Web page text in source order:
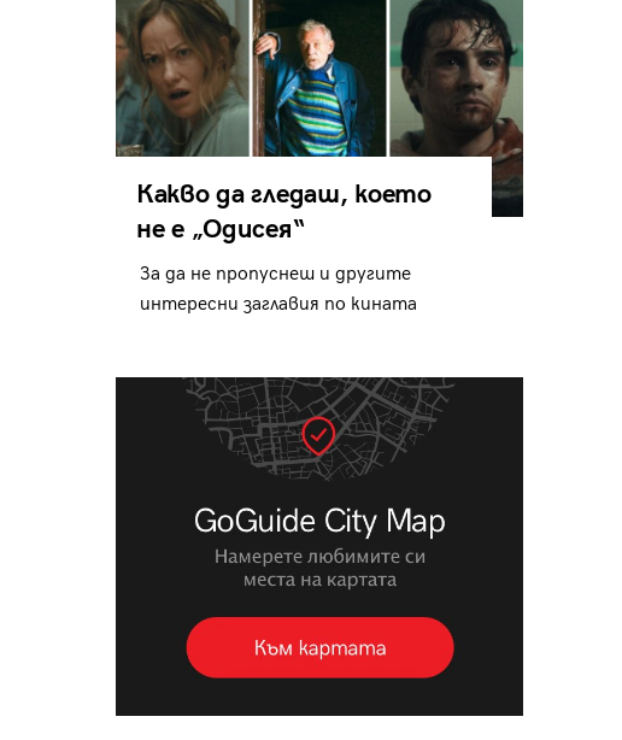
Какво да гледаш, което
не е „Одисея“
За да не пропуснеш и другите
интересни заглавия по кината